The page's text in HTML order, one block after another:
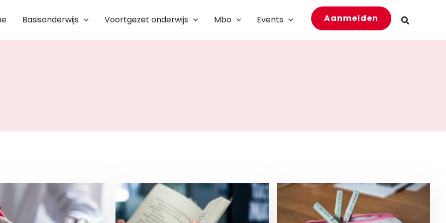
Basisonderwijs Voortgezet onderwijs Mbo Events Aanmelden Zoeken